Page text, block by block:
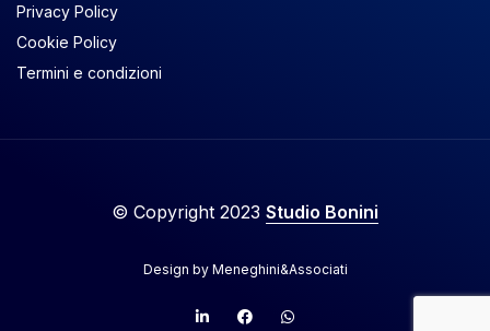
Privacy Policy
Cookie Policy
Termini e condizioni
© Copyright 2023 Studio Bonini
Design by Meneghini&Associati